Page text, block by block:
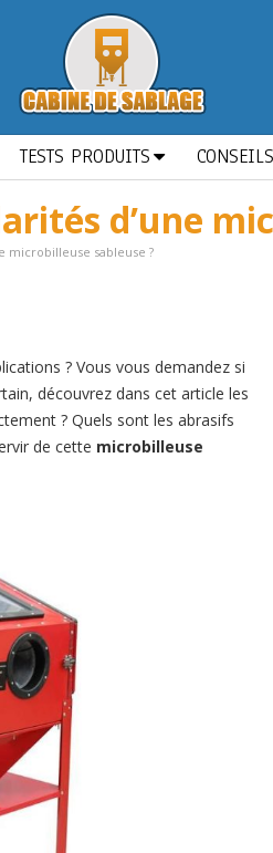
TESTS PRODUITS
d’une
microbilleuse sableuse ?
? Vous vous demandez si
découvrez dans cet article les
? Quels sont les abrasifs
de cette microbilleuse